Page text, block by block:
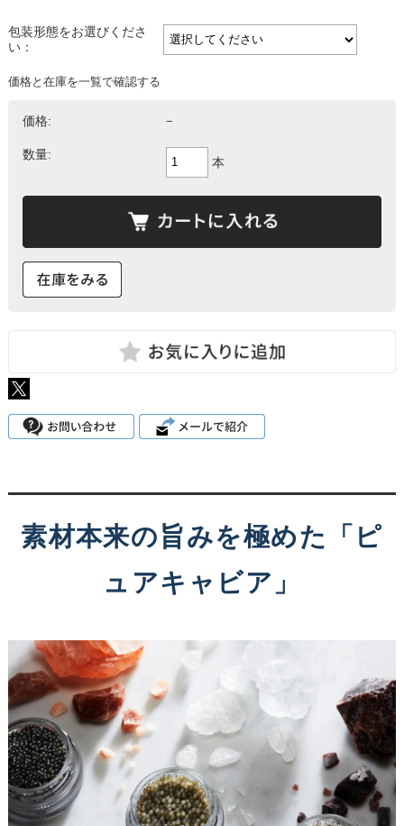
包装形態をお選びくださ
い：
価格と在庫を一覧で確認する
価格: −
数量:
本
素材本来の旨みを極めた「ピ
ュアキャビア」